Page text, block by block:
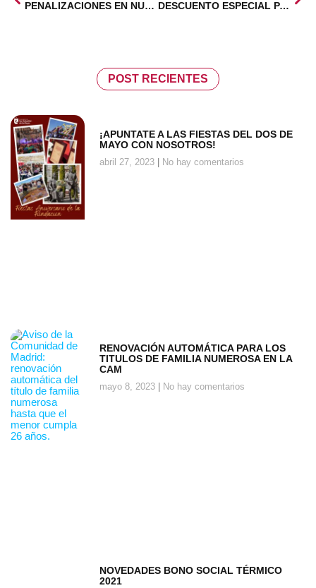
PENALIZACIONES EN NUEVA TASA DE BASURAS DESCUENTO ESPECIAL PARQUE AVENTURAS
POST RECIENTES
¡APUNTATE A LAS FIESTAS DEL DOS DE
MAYO CON NOSOTROS!
abril 27, 2023 No hay comentarios
RENOVACIÓN AUTOMÁTICA PARA LOS
TITULOS DE FAMILIA NUMEROSA EN LA
CAM
mayo 8, 2023 No hay comentarios
NOVEDADES BONO SOCIAL TÉRMICO
2021